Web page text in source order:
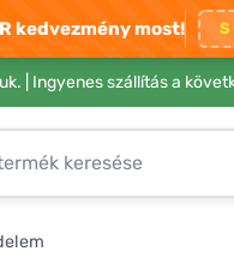
kedvezmény most!
| Ingyenes szállítás a